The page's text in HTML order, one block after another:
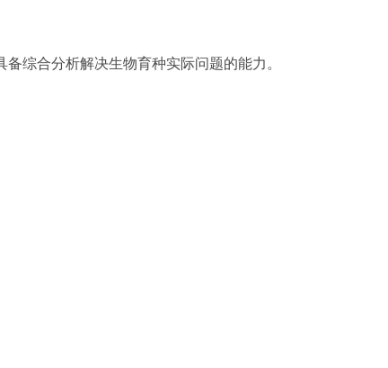
综合分析解决生物育种实际问题的能力。